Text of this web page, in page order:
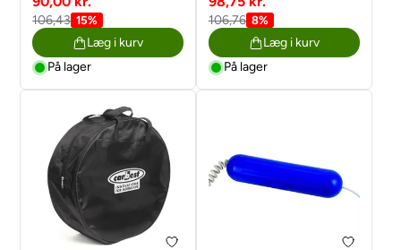
106,43 15%
Læg i kurv
På lager
106,76 8%
Læg i kurv
På lager